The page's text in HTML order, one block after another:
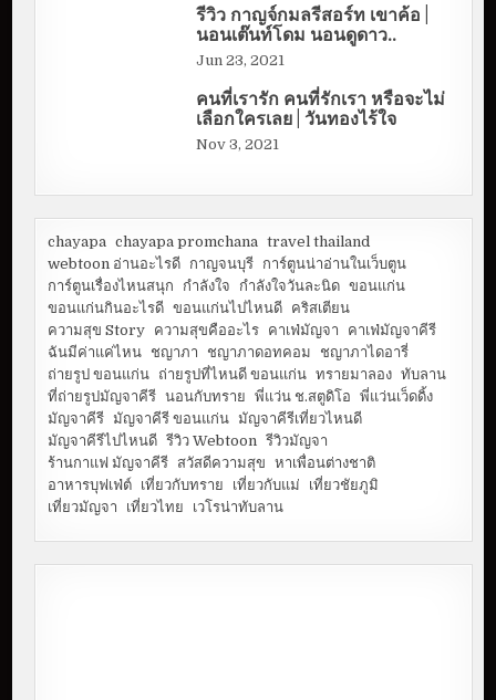
รีวิว กาญจ์กมลรีสอร์ท เขาค้อ |
นอนเต๊นท์โดม นอนดูดาว..
Jun 23, 2021
คนที่เรารัก คนที่รักเรา หรือจะไม่
เลือกใครเลย | วันทองไร้ใจ
Nov 3, 2021
chayapa chayapa promchana
travel thailand
webtoon อ่านอะไรดี กาญจนบุรี การ์ตูนน่าอ่านในเว็บตูน
การ์ตูนเรื่องไหนสนุก
กำลังใจ กำลังใจวันละนิด ขอนแก่น
ขอนแก่นกินอะไรดี ขอนแก่นไปไหนดี คริสเตียน
ความสุข Story ความสุขคืออะไร คาเฟ่มัญจา
คาเฟ่มัญจาคีรี
ฉันมีค่าแค่ไหน ชญาภา ชญาภาดอทคอม
ชญาภาไดอารี่
ถ่ายรูป ขอนแก่น ถ่ายรูปที่ไหนดี ขอนแก่น ทรายมาลอง ทับลาน
ที่ถ่ายรูปมัญจาคีรี นอนกับทราย พี่แว่น ช.สตูดิโอ
พี่แว่นเว็ดดิ้ง
มัญจาคีรี มัญจาคีรี ขอนแก่น มัญจาคีรีเที่ยวไหนดี
มัญจาคีรีไปไหนดี รีวิว Webtoon
รีวิวมัญจา
ร้านกาแฟ มัญจาคีรี สวัสดีความสุข
หาเพื่อนต่างชาติ
อาหารบุฟเฟ่ต์ เที่ยวกับทราย เที่ยวกับแม่
เที่ยวชัยภูมิ
เที่ยวมัญจา
เที่ยวไทย เวโรน่าทับลาน